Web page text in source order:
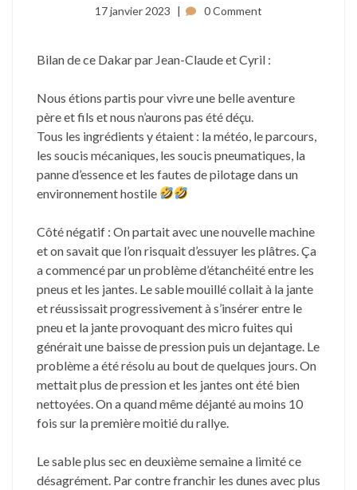
l’aventure
17 janvier 2023 0 Comment
Bilan de ce Dakar par Jean-Claude et Cyril :
Nous étions partis pour vivre une belle aventure
père et fils et nous n’aurons pas été déçu.
Tous les ingrédients y étaient : la météo, le parcours,
les soucis mécaniques, les soucis pneumatiques, la
panne d’essence et les fautes de pilotage dans un
environnement hostile
Côté négatif : On partait avec une nouvelle machine
et on savait que l’on risquait d’essuyer les plâtres. Ça
a commencé par un problème d’étanchéité entre les
pneus et les jantes. Le sable mouillé collait à la jante
et réussissait progressivement à s’insérer entre le
pneu et la jante provoquant des micro fuites qui
générait une baisse de pression puis un dejantage. Le
problème a été résolu au bout de quelques jours. On
mettait plus de pression et les jantes ont été bien
nettoyées. On a quand même déjanté au moins 10
fois sur la première moitié du rallye.
Le sable plus sec en deuxième semaine a limité ce
désagrément. Par contre franchir les dunes avec plus